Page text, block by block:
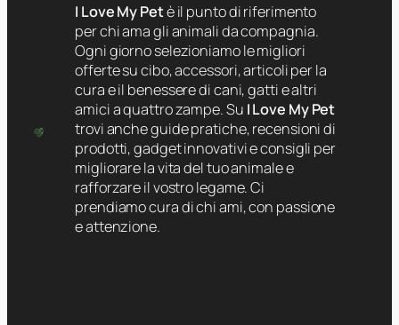
I Love My Petè il punto di riferimento
per chi ama gli animali da compagnia.
Ogni giorno selezioniamo le migliori
offerte su cibo, accessori, articoli per la
cura e il benessere di cani, gatti e altri
amici a quattro zampe. Su I Love My Pet
trovi anche guide pratiche, recensioni di
prodotti, gadget innovativi e consigli per
migliorare la vita del tuo animale e
rafforzare il vostro legame. Ci
prendiamo cura di chi ami, con passione
e attenzione.